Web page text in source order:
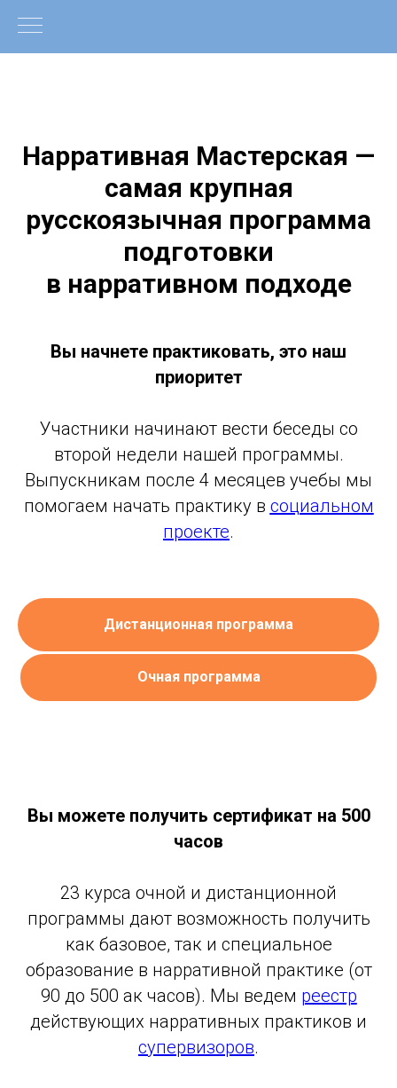
Нарративная Мастерская —
самая крупная
русскоязычная программа
подготовки
в нарративном подходе
Вы начнете практиковать, это наш
приоритет
Участники начинают вести беседы со
второй недели нашей программы.
Выпускникам после 4 месяцев учебы мы
помогаем начать практику в социальном
проекте.
Дистанционная программа
Очная программа
Вы можете получить сертификат на 500
часов
23 курса очной и дистанционной
программы дают возможность получить
как базовое, так и специальное
образование в нарративной практике (от
90 до 500 ак часов). Мы ведем реестр
действующих нарративных практиков и
супервизоров.